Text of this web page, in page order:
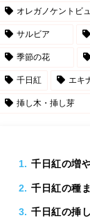
オレガノケントビ
サルビア
季節の花
千日紅 エキ
挿し木・挿し芽
千日紅の増
千日紅の種
千日紅の挿